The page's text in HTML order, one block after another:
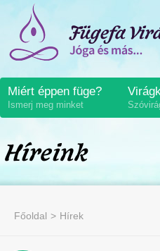
Miért éppen füge?
Ismerj meg minket
Híreink
Főoldal Hírek